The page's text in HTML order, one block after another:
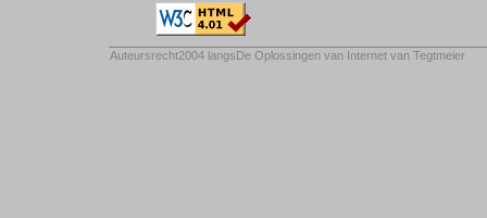
Auteursrecht2004 langsDe Oplossingen van Internet van Tegtmeier